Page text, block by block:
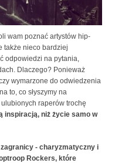
wam poznać artystów hip-
także nieco bardziej
odpowiedzi na pytania,
Dlaczego? Ponieważ
wymarzone do odwiedzenia
to, co słyszymy na
raperów trochę
inspiracją, niż życie samo w
- charyzmatyczny i
Rockers, które